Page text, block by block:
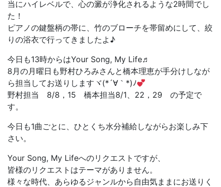
当にハイレベルで、心の澱が浄化されるような2時間でし
た！
ピアノの鍵盤柄の帯に、竹のブローチを帯留めにして、絞
りの浴衣で行ってきましたよ♪
今日も13時からはYour Song, My Life♬
8月の月曜日も野村ひろみさんと橋本理恵が手分けしなが
ら担当してお送りしますヾ(*´∀｀*)ﾉ
野村担当 8/8，15 橋本担当8/1、22，29 の予定で
す。
今日も1曲ごとに、ひとくち水分補給しながらお楽しみ下
さい。
Your Song, My Lifeへのリクエストですが、
皆様のリクエストはテーマがありません。
様々な時代、あらゆるジャンルから自由気ままにお送りく